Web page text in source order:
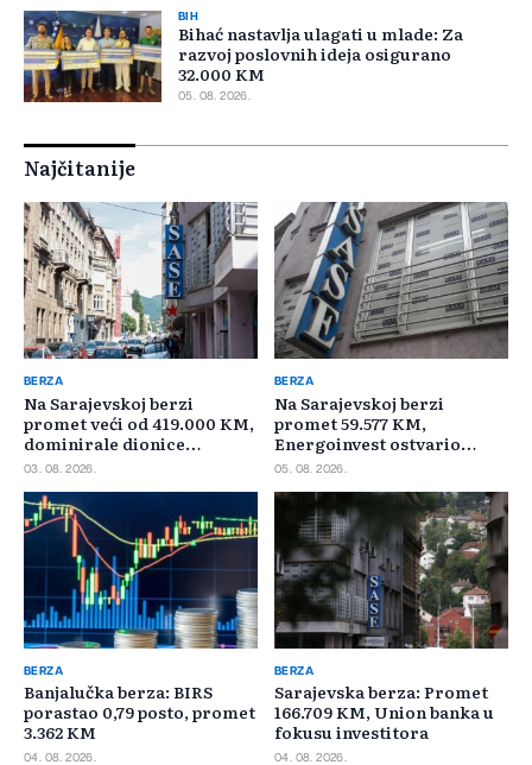
BIH
Bihać nastavlja ulagati u mlade: Za
razvoj poslovnih ideja osigurano
32.000 KM
05. 08. 2026.
Najčitanije
BERZA
Na Sarajevskoj berzi
promet veći od 419.000 KM,
dominirale dionice
Privredne banke Sarajevo
03. 08. 2026.
BERZA
Na Sarajevskoj berzi
promet 59.577 KM,
Energoinvest ostvario
najveći promet
05. 08. 2026.
BERZA
Banjalučka berza: BIRS
porastao 0,79 posto, promet
3.362 KM
04. 08. 2026.
BERZA
Sarajevska berza: Promet
166.709 KM, Union banka u
fokusu investitora
04. 08. 2026.